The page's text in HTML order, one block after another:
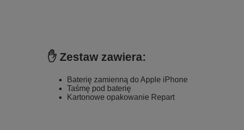
✋ Zestaw zawiera:
Baterię zamienną do Apple iPhone
Taśmę pod baterię
Kartonowe opakowanie Repart